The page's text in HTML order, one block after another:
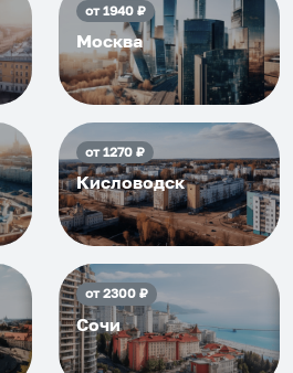
от1940₽
Москва
от1270₽
Кисловодск
от2300₽
Сочи